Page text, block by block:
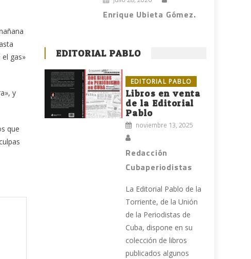
gas»
y
que
Enrique Ubieta Gómez.
EDITORIAL PABLO
EDITORIAL PABLO
Libros en venta
de la Editorial
Pablo
noviembre 13, 2025
Redacción
Cubaperiodistas
La Editorial Pablo de la
Torriente, de la Unión
de la Periodistas de
Cuba, dispone en su
colección de libros
publicados algunos